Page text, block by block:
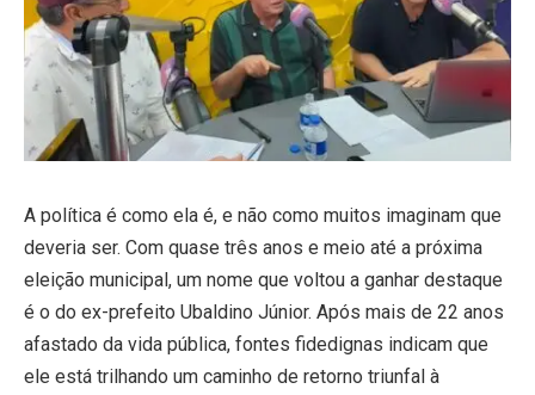
A política é como ela é, e não como muitos imaginam que
deveria ser. Com quase três anos e meio até a próxima
eleição municipal, um nome que voltou a ganhar destaque
é o do ex-prefeito Ubaldino Júnior. Após mais de 22 anos
afastado da vida pública, fontes fidedignas indicam que
ele está trilhando um caminho de retorno triunfal à